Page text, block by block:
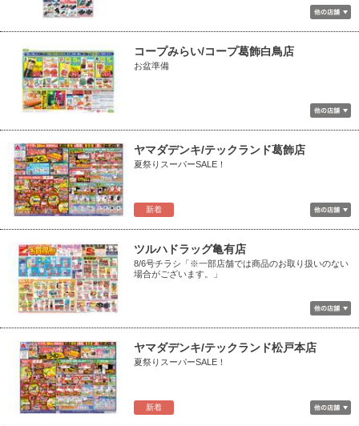
コープみらい/コープ葛飾白鳥店
お盆準備
新着
ヤマダデンキ/テックランド葛飾店
夏祭りスーパーSALE！
ツルハドラッグ亀有店
8/6号チラシ「※一部店舗では商品のお取り扱いのない
場合がございます。」
新着
ヤマダデンキ/テックランド松戸本店
夏祭りスーパーSALE！